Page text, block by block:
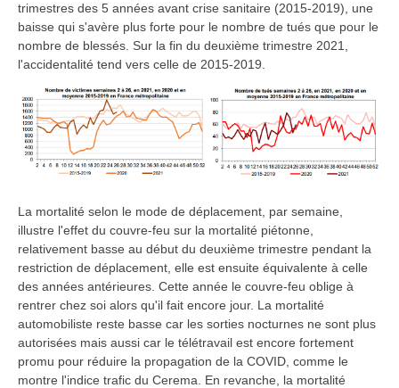
trimestres des 5 années avant crise sanitaire (2015-2019), une
baisse qui s'avère plus forte pour le nombre de tués que pour le
nombre de blessés. Sur la fin du deuxième trimestre 2021,
l'accidentalité tend vers celle de 2015-2019.
La mortalité selon le mode de déplacement, par semaine,
illustre l'effet du couvre-feu sur la mortalité piétonne,
relativement basse au début du deuxième trimestre pendant la
restriction de déplacement, elle est ensuite équivalente à celle
des années antérieures. Cette année le couvre-feu oblige à
rentrer chez soi alors qu'il fait encore jour. La mortalité
automobiliste reste basse car les sorties nocturnes ne sont plus
autorisées mais aussi car le télétravail est encore fortement
promu pour réduire la propagation de la COVID, comme le
montre l'indice trafic du Cerema. En revanche, la mortalité